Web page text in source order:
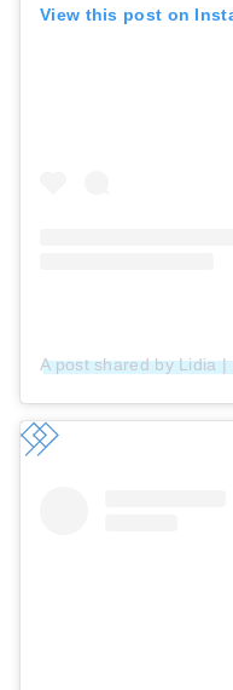
View this post on
A post shared by Lidia